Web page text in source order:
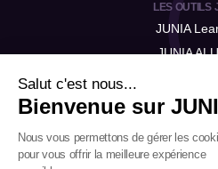
Salut c'est nous...
Bienvenue sur
Nous vous permettons de gérer les
pour vous offrir la meilleure expérience
LES OUTILS
JUNIA
JUNIA